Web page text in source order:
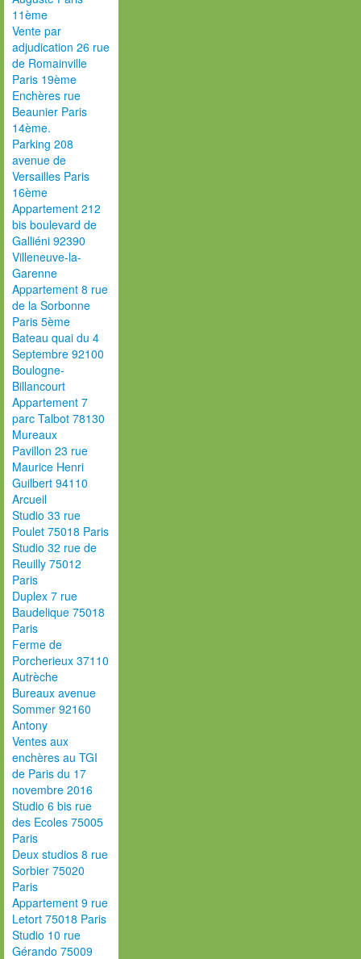
11ème
Vente par
adjudication 26 rue
de Romainville
Paris 19ème
Enchères rue
Beaunier Paris
14ème.
Parking 208
avenue de
Versailles Paris
16ème
Appartement 212
bis boulevard de
Galliéni 92390
Villeneuve-la-
Garenne
Appartement 8 rue
de la Sorbonne
Paris 5ème
Bateau quai du 4
Septembre 92100
Boulogne-
Billancourt
Appartement 7
parc Talbot 78130
Mureaux
Pavillon 23 rue
Maurice Henri
Guilbert 94110
Arcueil
Studio 33 rue
Poulet 75018 Paris
Studio 32 rue de
Reuilly 75012
Paris
Duplex 7 rue
Baudelique 75018
Paris
Ferme de
Porcherieux 37110
Autrèche
Bureaux avenue
Sommer 92160
Antony
Ventes aux
enchères au TGI
de Paris du 17
novembre 2016
Studio 6 bis rue
des Ecoles 75005
Paris
Deux studios 8 rue
Sorbier 75020
Paris
Appartement 9 rue
Letort 75018 Paris
Studio 10 rue
Gérando 75009